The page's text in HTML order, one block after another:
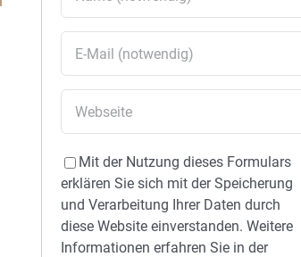
Mit der Nutzung dieses Formulars
erklären Sie sich mit der Speicherung
und Verarbeitung Ihrer Daten durch
diese Website einverstanden. Weitere
Informationen erfahren Sie in der